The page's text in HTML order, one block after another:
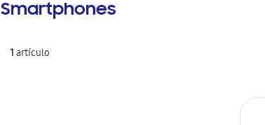
Smartphones
1artículo